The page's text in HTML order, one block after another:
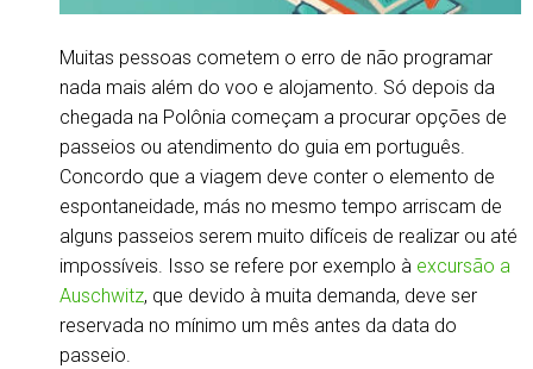
Muitas pessoas cometem o erro de não programar
nada mais além do voo e alojamento. Só depois da
chegada na Polônia começam a procurar opções de
passeios ou atendimento do guia em português.
Concordo que a viagem deve conter o elemento de
espontaneidade, más no mesmo tempo arriscam de
alguns passeios serem muito difíceis de realizar ou até
impossíveis. Isso se refere por exemplo à excursão a
Auschwitz, que devido à muita demanda, deve ser
reservada no mínimo um mês antes da data do
passeio.